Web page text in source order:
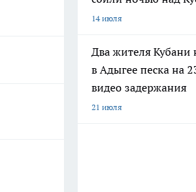
14 июля
Два жителя Кубани
в Адыгее песка на
видео задержания
21 июля